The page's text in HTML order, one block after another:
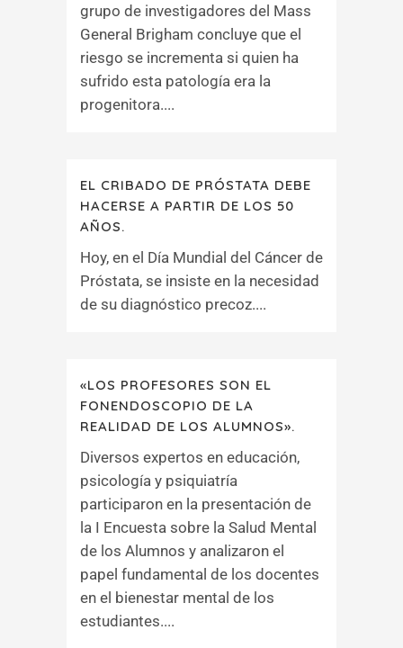
grupo de investigadores del Mass
General Brigham concluye que el
riesgo se incrementa si quien ha
sufrido esta patología era la
progenitora....
EL CRIBADO DE PRÓSTATA DEBE
HACERSE A PARTIR DE LOS 50
AÑOS.
Hoy, en el Día Mundial del Cáncer de
Próstata, se insiste en la necesidad
de su diagnóstico precoz....
«LOS PROFESORES SON EL
FONENDOSCOPIO DE LA
REALIDAD DE LOS ALUMNOS».
Diversos expertos en educación,
psicología y psiquiatría
participaron en la presentación de
la I Encuesta sobre la Salud Mental
de los Alumnos y analizaron el
papel fundamental de los docentes
en el bienestar mental de los
estudiantes....